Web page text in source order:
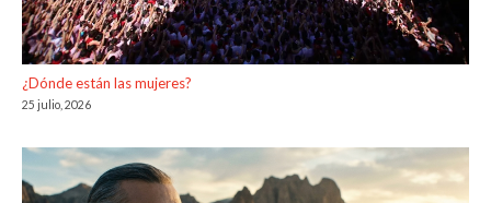
¿Dónde están las mujeres?
25 julio, 2026